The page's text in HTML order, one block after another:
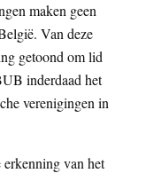
maken geen
Van deze
getoond om lid
inderdaad het
verenigingen in
van het